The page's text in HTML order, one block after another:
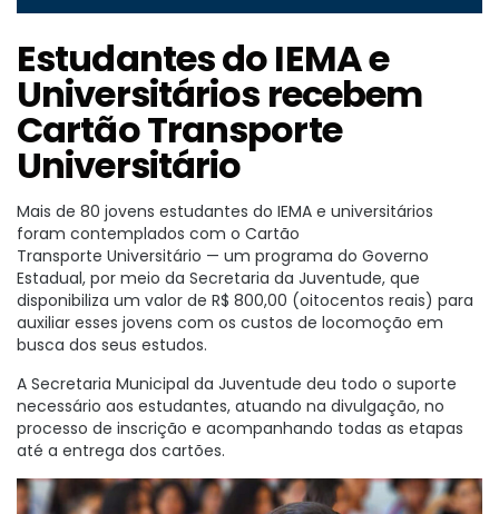
Estudantes do IEMA e
Universitários recebem
Cartão Transporte
Universitário
Mais de 80 jovens estudantes do IEMA e universitários
foram contemplados com o Cartão
Transporte Universitário — um programa do Governo
Estadual, por meio da Secretaria da Juventude, que
disponibiliza um valor de R$ 800,00 (oitocentos reais) para
auxiliar esses jovens com os custos de locomoção em
busca dos seus estudos.
A Secretaria Municipal da Juventude deu todo o suporte
necessário aos estudantes, atuando na divulgação, no
processo de inscrição e acompanhando todas as etapas
até a entrega dos cartões.